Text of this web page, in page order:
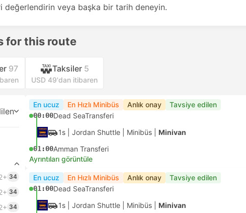
değerlendirin veya başka bir tarih deneyin.
for this route
97 Taksiler 5
USD 49'dan itibaren
34
34
34
En ucuz En Hızlı Minibüs Anlık onay Tavsiye edilen
00:00Dead SeaTransferi
1s | Jordan Shuttle Minibüs Minivan
01:00Amman Transferi
Ayrıntıları görüntüle
En ucuz En Hızlı Minibüs Anlık onay Tavsiye edilen
01:00Dead SeaTransferi
1s | Jordan Shuttle Minibüs Minivan